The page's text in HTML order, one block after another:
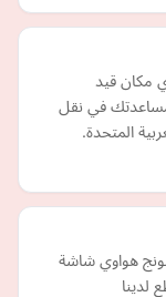
مكان قيد
في نقل
المتحدة.
هواوي شاشة
لدينا